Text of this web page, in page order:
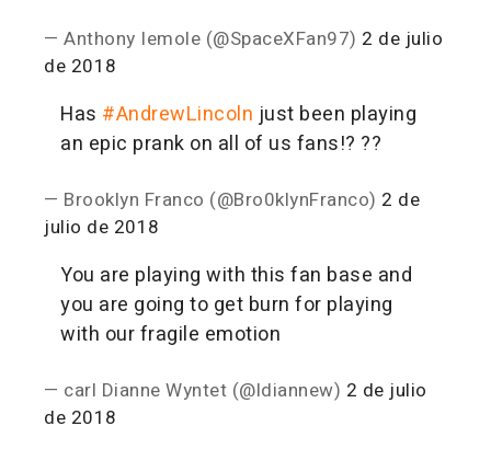
— Anthony Iemole (@SpaceXFan97) 2 de julio
de 2018
Has #AndrewLincoln just been playing
an epic prank on all of us fans!? ??
— Brooklyn Franco (@Bro0klynFranco) 2 de
julio de 2018
You are playing with this fan base and
you are going to get burn for playing
with our fragile emotion
— carl Dianne Wyntet (@ldiannew) 2 de julio
de 2018